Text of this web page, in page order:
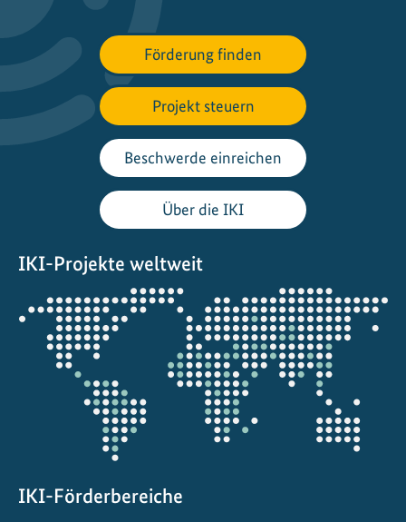
Förderung finden
Projekt steuern
Beschwerde einreichen
Über die IKI
IKI-Projekte weltweit
Öffnet
die
Projektkarte
IKI-Förderbereiche